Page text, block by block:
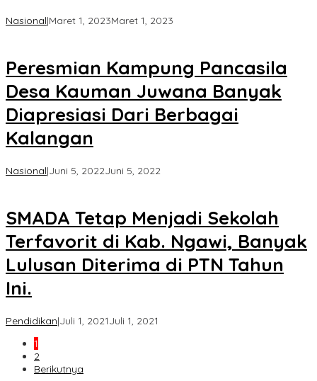
Nasional|Maret 1, 2023Maret 1, 2023
Peresmian Kampung Pancasila
Desa Kauman Juwana Banyak
Diapresiasi Dari Berbagai
Kalangan
Nasional|Juni 5, 2022Juni 5, 2022
SMADA Tetap Menjadi Sekolah
Terfavorit di Kab. Ngawi, Banyak
Lulusan Diterima di PTN Tahun
Ini.
Pendidikan|Juli 1, 2021Juli 1, 2021
1
2
Berikutnya